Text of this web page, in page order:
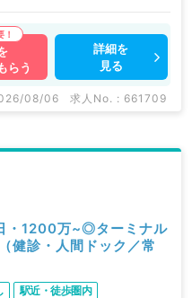
らう
詳細を
見る
08/06 求人No. : 661709
・1200万~◎ターミナル
健診・人間ドック／常
駅近・徒歩圏内